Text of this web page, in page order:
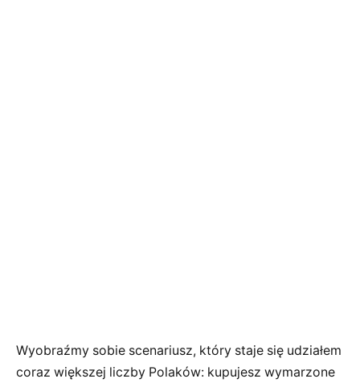
Wyobraźmy sobie scenariusz, który staje się udziałem
coraz większej liczby Polaków: kupujesz wymarzone